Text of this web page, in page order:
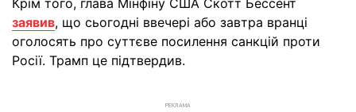
Крім того, глава Мінфіну США Скотт Бессент
заявив, що сьогодні ввечері або завтра вранці
оголосять про суттєве посилення санкцій проти
Росії. Трамп це підтвердив.
РЕКЛАМА